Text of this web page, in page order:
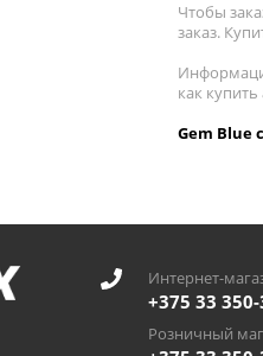
Чтобы
заказ.
как
Gem Blue
Интернет-
+375 33
Розничный